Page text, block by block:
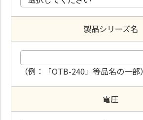
製品シリーズ名
（例：「OTB-240」等品名の一部）
電圧